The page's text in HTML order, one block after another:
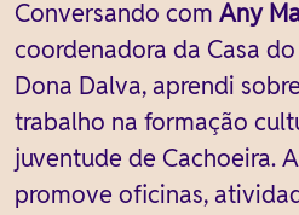
Conversando com Any
coordenadora da Casa
Dona Dalva, aprendi
trabalho na formação
juventude de Cachoeira.
promove oficinas,